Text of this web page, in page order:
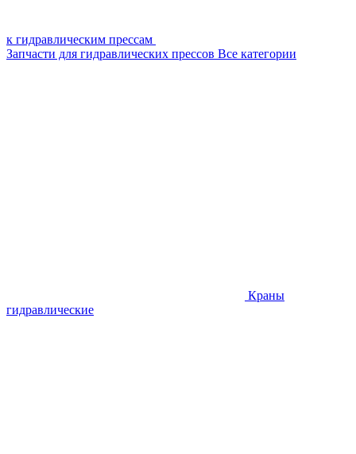
к гидравлическим прессам
Запчасти для гидравлических прессов Все категории
Краны
гидравлические